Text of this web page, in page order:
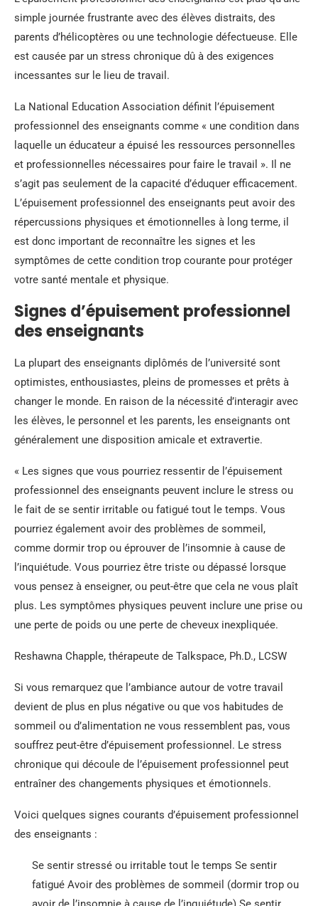
simple journée frustrante avec des élèves distraits, des
parents d’hélicoptères ou une technologie défectueuse. Elle
est causée par un stress chronique dû à des exigences
incessantes sur le lieu de travail.
La National Education Association définit l’épuisement
professionnel des enseignants comme « une condition dans
laquelle un éducateur a épuisé les ressources personnelles
et professionnelles nécessaires pour faire le travail ». Il ne
s’agit pas seulement de la capacité d’éduquer efficacement.
L’épuisement professionnel des enseignants peut avoir des
répercussions physiques et émotionnelles à long terme, il
est donc important de reconnaître les signes et les
symptômes de cette condition trop courante pour protéger
votre santé mentale et physique.
Signes d’épuisement professionnel
des enseignants
La plupart des enseignants diplômés de l’université sont
optimistes, enthousiastes, pleins de promesses et prêts à
changer le monde. En raison de la nécessité d’interagir avec
les élèves, le personnel et les parents, les enseignants ont
généralement une disposition amicale et extravertie.
« Les signes que vous pourriez ressentir de l’épuisement
professionnel des enseignants peuvent inclure le stress ou
le fait de se sentir irritable ou fatigué tout le temps. Vous
pourriez également avoir des problèmes de sommeil,
comme dormir trop ou éprouver de l’insomnie à cause de
l’inquiétude. Vous pourriez être triste ou dépassé lorsque
vous pensez à enseigner, ou peut-être que cela ne vous plaît
plus. Les symptômes physiques peuvent inclure une prise ou
une perte de poids ou une perte de cheveux inexpliquée.
Reshawna Chapple, thérapeute de Talkspace, Ph.D., LCSW
Si vous remarquez que l’ambiance autour de votre travail
devient de plus en plus négative ou que vos habitudes de
sommeil ou d’alimentation ne vous ressemblent pas, vous
souffrez peut-être d’épuisement professionnel. Le stress
chronique qui découle de l’épuisement professionnel peut
entraîner des changements physiques et émotionnels.
Voici quelques signes courants d’épuisement professionnel
des enseignants :
Se sentir stressé ou irritable tout le temps Se sentir
fatigué Avoir des problèmes de sommeil (dormir trop ou